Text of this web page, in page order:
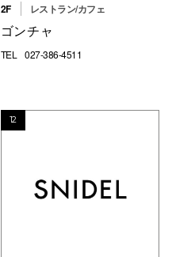
2F レストラン/カフェ
ゴンチャ
TEL 027-386-4511
12